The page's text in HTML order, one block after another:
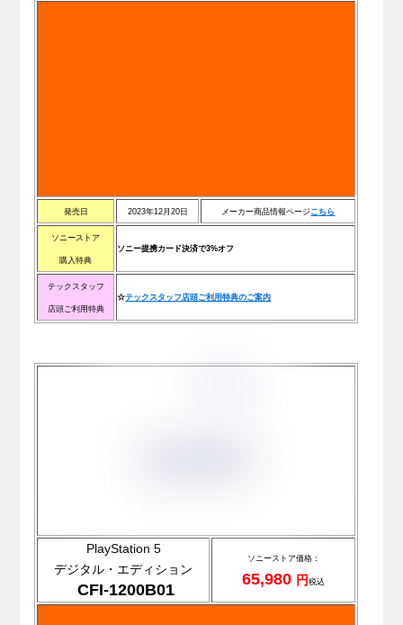
発売日 2023年12月20日 メーカー商品情報ページこちら
ソニーストア
購入特典
ソニー提携カード決済で3%オフ
テックスタッフ
店頭ご利用特典
☆テックスタッフ店頭ご利用特典のご案内
PlayStation 5
デジタル・エディション
CFI-1200B01
ソニ ーストア価格：
65,980 円税込